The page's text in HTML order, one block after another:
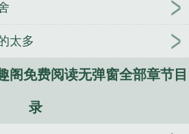
太多
阁免费阅读无弹窗全部章节目
录